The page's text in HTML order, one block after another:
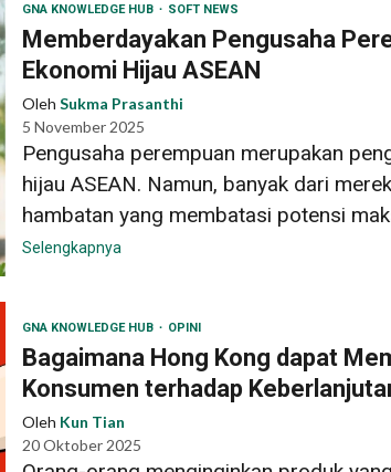
GNA KNOWLEDGE HUB SOFT NEWS
Memberdayakan Pengusaha
Ekonomi Hijau ASEAN
Oleh Sukma Prasanthi
5 November 2025
Pengusaha perempuan merupakan
hijau ASEAN. Namun, banyak dari
hambatan yang membatasi potensi
Selengkapnya
GNA KNOWLEDGE HUB OPINI
Bagaimana Hong Kong dapat
Konsumen terhadap
Oleh Kun Tian
20 Oktober 2025